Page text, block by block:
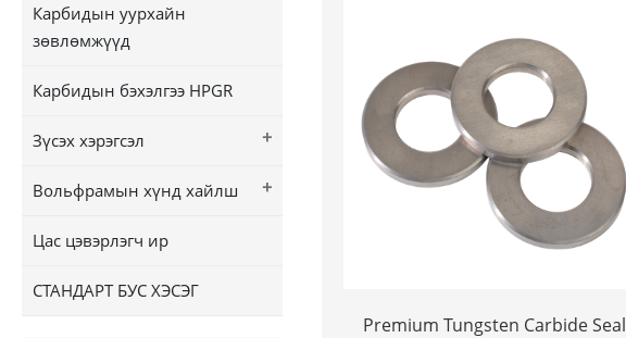
Карбидын уурхайн
зөвлөмжүүд
Карбидын бэхэлгээ HPGR
+
Зүсэх хэрэгсэл
+
Вольфрамын хүнд хайлш
Цас цэвэрлэгч ир
СТАНДАРТ БУС ХЭСЭГ
Premium Tungsten Carbide Seal